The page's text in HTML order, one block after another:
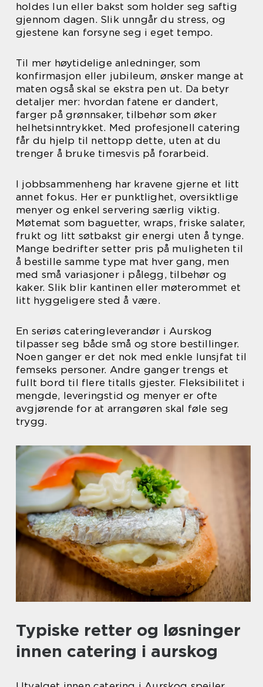
holdes lun eller bakst som holder seg saftig
gjennom dagen. Slik unngår du stress, og
gjestene kan forsyne seg i eget tempo.
Til mer høytidelige anledninger, som
konfirmasjon eller jubileum, ønsker mange at
maten også skal se ekstra pen ut. Da betyr
detaljer mer: hvordan fatene er dandert,
farger på grønnsaker, tilbehør som øker
helhetsinntrykket. Med profesjonell catering
får du hjelp til nettopp dette, uten at du
trenger å bruke timesvis på forarbeid.
I jobbsammenheng har kravene gjerne et litt
annet fokus. Her er punktlighet, oversiktlige
menyer og enkel servering særlig viktig.
Møtemat som baguetter, wraps, friske salater,
frukt og litt søtbakst gir energi uten å tynge.
Mange bedrifter setter pris på muligheten til
å bestille samme type mat hver gang, men
med små variasjoner i pålegg, tilbehør og
kaker. Slik blir kantinen eller møterommet et
litt hyggeligere sted å være.
En seriøs cateringleverandør i Aurskog
tilpasser seg både små og store bestillinger.
Noen ganger er det nok med enkle lunsjfat til
femseks personer. Andre ganger trengs et
fullt bord til flere titalls gjester. Fleksibilitet i
mengde, leveringstid og menyer er ofte
avgjørende for at arrangøren skal føle seg
trygg.
Typiske retter og løsninger
innen catering i aurskog